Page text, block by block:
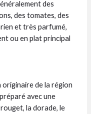
des
des tomates, des
et très parfumé,
ou en plat principal
originaire de la région
avec une
la dorade, le